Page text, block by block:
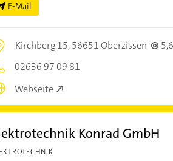
E-Mail
Kirchberg 15,56651 Oberzissen
02636 97 09 81
Webseite
Konrad GmbH